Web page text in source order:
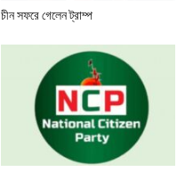
চীন সফরে গেলেন ট্রাম্প